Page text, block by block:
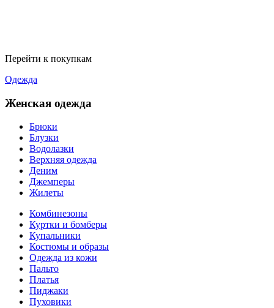
Перейти к покупкам
Одежда
Женская одежда
Брюки
Блузки
Водолазки
Верхняя одежда
Деним
Джемперы
Жилеты
Комбинезоны
Куртки и бомберы
Купальники
Костюмы и образы
Одежда из кожи
Пальто
Платья
Пиджаки
Пуховики